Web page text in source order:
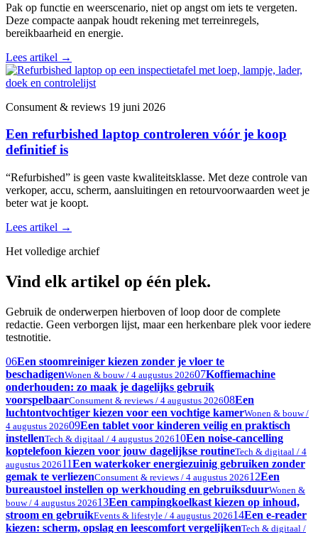
Pak op functie en weerscenario, niet op angst om iets te vergeten.
Deze compacte aanpak houdt rekening met terreinregels,
bereikbaarheid en energie.
Lees artikel →
Consument & reviews 19 juni 2026
Een refurbished laptop controleren vóór je koop
definitief is
“Refurbished” is geen vaste kwaliteitsklasse. Met deze controle van
verkoper, accu, scherm, aansluitingen en retourvoorwaarden weet je
beter wat je koopt.
Lees artikel →
Het volledige archief
Vind elk artikel op één plek.
Gebruik de onderwerpen hierboven of loop door de complete
redactie. Geen verborgen lijst, maar een herkenbare plek voor iedere
testnotitie.
06Een stoomreiniger kiezen zonder je vloer te
beschadigenWonen & bouw / 4 augustus 202607Koffiemachine
onderhouden: zo maak je dagelijks gebruik
voorspelbaarConsument & reviews / 4 augustus 202608Een
luchtontvochtiger kiezen voor een vochtige kamerWonen & bouw /
4 augustus 202609Een tablet voor kinderen veilig en praktisch
instellenTech & digitaal / 4 augustus 202610Een noise-cancelling
koptelefoon kiezen voor jouw dagelijkse routineTech & digitaal / 4
augustus 202611Een waterkoker energiezuinig gebruiken zonder
gemak te verliezenConsument & reviews / 4 augustus 202612Een
bureaustoel instellen op werkhouding en gebruiksduurWonen &
bouw / 4 augustus 202613Een campingkoelkast kiezen op inhoud,
stroom en gebruikEvents & lifestyle / 4 augustus 202614Een e-reader
kiezen: scherm, opslag en leescomfort vergelijkenTech & digitaal /